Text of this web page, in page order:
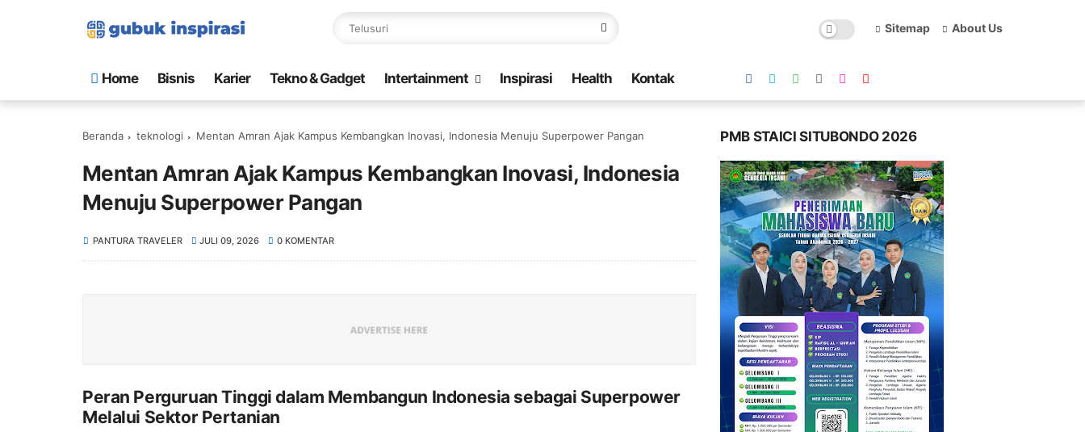
Sitemap About Us
Home Bisnis Karier Tekno & Gadget Intertainment Inspirasi Health Kontak
Beranda teknologi Mentan Amran Ajak Kampus Kembangkan Inovasi, Indonesia Menuju Superpower Pangan
Mentan Amran Ajak Kampus Kembangkan Inovasi, Indonesia
Menuju Superpower Pangan
PANTURA TRAVELER JULI 09, 2026 0 KOMENTAR
Peran Perguruan Tinggi dalam Membangun Indonesia sebagai Superpower
Melalui Sektor Pertanian
PMB STAICI SITUBONDO 2026